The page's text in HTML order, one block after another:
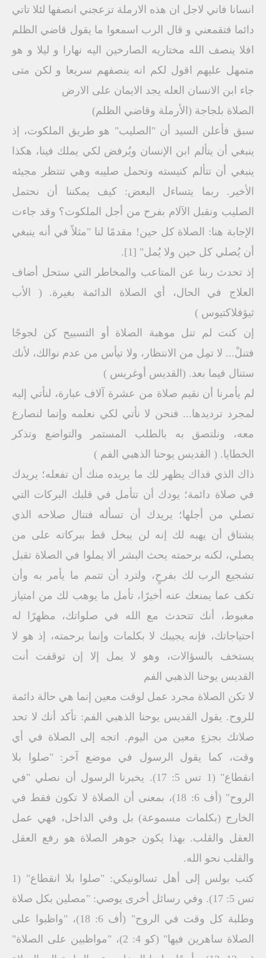
انسانا فاني لاجل ان هذه الارملة تزعجني انصفها لئلا تاتي
دائما فتقمعني و قال الرب اسمعوا ما يقول قاضي الظلم
افلا ينصف الله مختاريه الصارخين اليه نهارا و ليلا و هو
متمهل عليهم اقول لكم انه ينصفهم سريعا و لكن متى
جاء ابن الانسان العله يجد الايمان على الارض
الصلاة بلجاجة (الأرملة وقاضي الظلم)
سبق فأعلن السيد أن "الصليب" هو طريق الملكوت، إذ
ينبغي أن يتألم ابن الإنسان ويُرفض لكي يملك فينا، هكذا
ينبغي أن تتألم كنيسته وتحمل صليبه وهي تنتظر مجيئه
الأخير. ربما يتساءل البعض: كيف يمكننا أن نحتمل
الصليب ونقبل الآلام بفرح من أجل الملكوت؟ وقد جاءت
الإجابة هنا: الصلاة كل حين! مقدمًا لنا "مثلاً في أنه ينبغي
أن يُصلي كل حين ولا يُمل" [1].
إذ تحدث ربنا عن المتاعب والمخاطر التي ستحل أضاف
العلاج في الحال، أي الصلاة الدائمة بغيرة. ( الأب
ثيؤفلاكتيوس )
إن كنت لم تنل موهبة الصلاة أو التسبيح كن لجوجًا
فتنلْ... لا تمِل من الانتظار، ولا تيأس من عدم نوالك، لأنك
ستنال فيما بعد. (القديس أوغريس )
لم يأمرنا أن نقيم صلاة من عشرة آلاف عبارة، لنأتي إليه
لمجرد ترديدها... فنحن لا نأتي لكي نعلمه وإنما لنصارع
معه، ونلتصق به بالطلب المستمر والتواضع وتذكر
الخطايا. ( القديس يوحنا الذهبي الفم )
ذاك الذي فداك يظهر لك ما يريده منك أن تفعله؛ يريدك
في صلاة دائمة؛ يودك أن تتأمل في قلبك البركات التي
تصلي من أجلها؛ يريدك أن تسأله فتنال صلاحه الذي
يشتاق أن يهبه لك إنه لن يبخل قط ببركاته على من
يصلي، لكنه برحمته يحث البشر ألا يملوا في الصلاة تقبل
تشجيع الرب لك بفرحٍ، ولترد أن تتمم ما يأمر به وأن
تكف عما يمنعك عنه أخيرًا، تأمل ما يوهب لك من امتياز
مغبوط، أنك تتحدث مع الله في صلواتك، مظهرًا له
احتياجاتك، فإنه يجيبك لا بكلمات وإنما برحمته، إذ هو لا
يستخف بالسؤالات، وهو لا يمل إلا إن توقفت أنت
القديس يوحنا الذهبي الفم
لا تكن الصلاة مجرد عمل لوقت معين إنما هي حالة دائمة
للروح. يقول القديس يوحنا الذهبي الفم: تأكد أنك لا تحد
صلاتك بجزءٍ معين من اليوم. اتجه إلى الصلاة في أي
وقت، كما يقول الرسول في موضع آخر: "صلوا بلا
انقطاع" (1 تس 5: 17). يخبرنا الرسول أن نصلي "في
الروح" (أف 6: 18)، بمعنى أن الصلاة لا تكون فقط في
الخارج (بكلمات مسموعة) بل وفي الداخل، فهي عمل
العقل والقلب. بهذا يكون جوهر الصلاة هو رفع العقل
والقلب نحو الله.
كتب بولس إلى أهل تسالونيكي: "صلوا بلا انقطاع" (1
تس 5: 17). وفي رسائل أخرى يوصي: "مصلين بكل صلاة
وطلبة كل وقت في الروح" (أف 6: 18)، "واظبوا على
الصلاة ساهرين فيها" (كو 4: 2)، "مواظبين على الصلاة"